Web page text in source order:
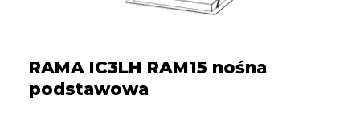
RAMA IC3LH RAM15 nośna
podstawowa